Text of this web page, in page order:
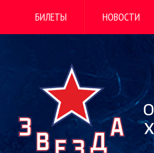
БИЛЕТЫ НОВОСТИ